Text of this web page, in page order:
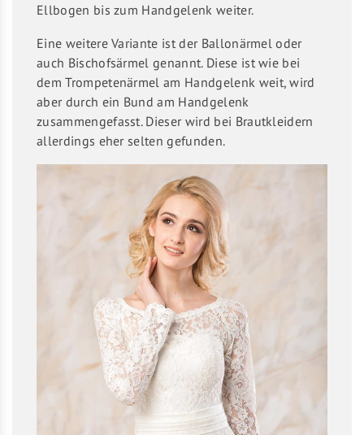
Ellbogen bis zum Handgelenk weiter.
Eine weitere Variante ist der Ballonärmel oder
auch Bischofsärmel genannt. Diese ist wie bei
dem Trompetenärmel am Handgelenk weit, wird
aber durch ein Bund am Handgelenk
zusammengefasst. Dieser wird bei Brautkleidern
allerdings eher selten gefunden.